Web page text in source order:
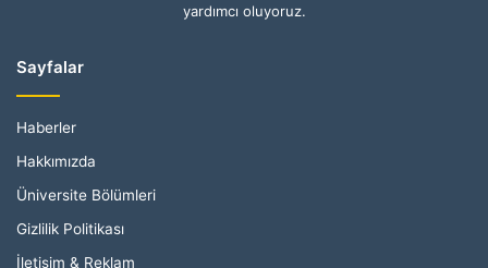
yardımcı oluyoruz.
Sayfalar
Haberler
Hakkımızda
Üniversite Bölümleri
Gizlilik Politikası
İletişim & Reklam